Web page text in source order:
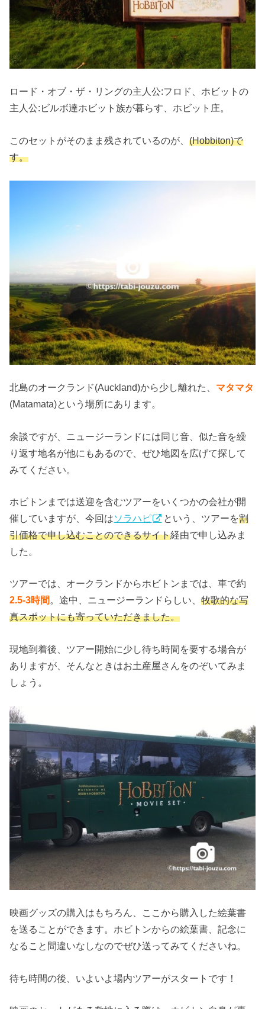
ロード・オブ・ザ・リングの主人公:フロド、ホビットの
主人公:ビルボ達ホビット族が暮らす、ホビット庄。
このセットがそのまま残されているのが、(Hobbiton)で
す。
北島のオークランド(Auckland)から少し離れた、 マタマタ
(Matamata)という場所にあります。
余談ですが、ニュージーランドには同じ音、似た音を繰
り返す地名が他にもあるので、ぜひ地図を広げて探して
みてください。
ホビトンまでは送迎を含むツアーをいくつかの会社が開
催していますが、今回はソラハピ という、ツアーを割
引価格で申し込むことのできるサイト経由で申し込みま
した。
ツアーでは、オークランドからホビトンまでは、車で約
2.5-3時間 。途中、ニュージーランドらしい、牧歌的な写
真スポットにも寄っていただきました。
現地到着後、ツアー開始に少し待ち時間を要する場合が
ありますが、そんなときはお土産屋さんをのぞいてみま
しょう。
映画グッズの購入はもちろん、ここから購入した絵葉書
を送ることができます。ホビトンからの絵葉書、記念に
なること間違いなしなのでぜひ送ってみてくださいね。
待ち時間の後、いよいよ場内ツアーがスタートです！